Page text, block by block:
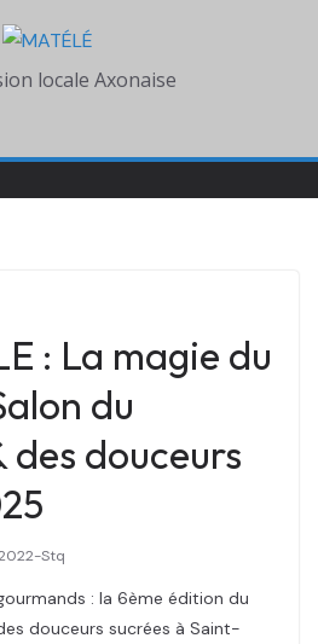
locale Axonaise
: La magie du
du
des douceurs
Stq
: la 6ème édition du
douceurs sucrées à Saint-